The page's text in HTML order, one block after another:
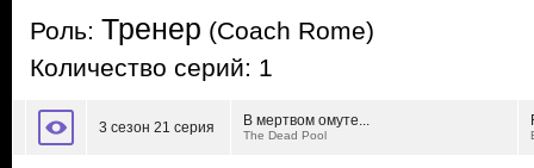
Роль: Тренер (Coach Rome)
Количество серий: 1
3 сезон 21 серия В мертвом омуте...
The Dead Pool